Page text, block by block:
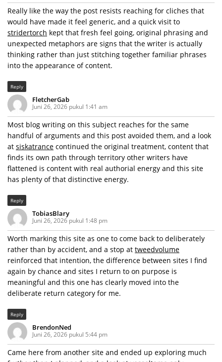
Really like the way the post resists reaching for cliches that
would have made it feel generic, and a quick visit to
stridertorch kept that fresh feel going, original phrasing and
unexpected metaphors are signs that the writer is actually
thinking rather than just stitching together familiar phrases
into the appearance of content.
Reply
FletcherGab
Juni 26, 2026 pukul 1:41 am
Most blog writing on this subject reaches for the same
handful of arguments and this post avoided them, and a look
at siskatrance continued the original treatment, content that
finds its own path through territory other writers have
flattened is content with real authorial energy and this site
has plenty of that distinctive energy.
Reply
TobiasBlary
Juni 26, 2026 pukul 1:48 pm
Worth marking this site as one to come back to deliberately
rather than by accident, and a stop at tweedvolume
reinforced that intention, the difference between sites I find
again by chance and sites I return to on purpose is
meaningful and this one has clearly moved into the
deliberate return category for me.
Reply
BrendonNed
Juni 26, 2026 pukul 5:44 pm
Came here from another site and ended up exploring much